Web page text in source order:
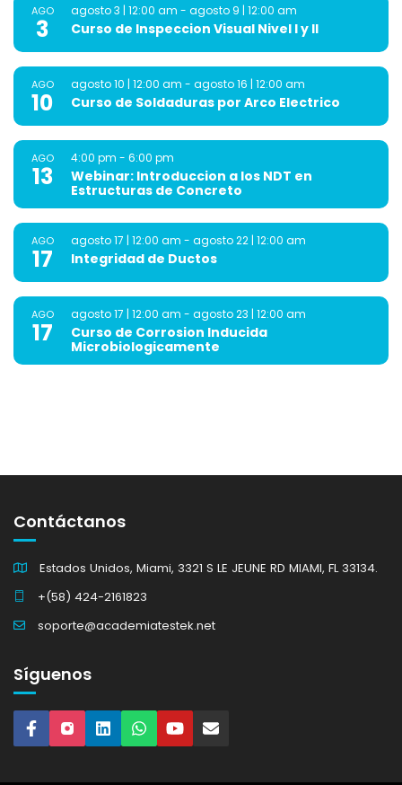
AGO
3
agosto 3 | 12:00 am - agosto 9 | 12:00 am
Curso de Inspeccion Visual Nivel I y II
AGO
10
agosto 10 | 12:00 am - agosto 16 | 12:00 am
Curso de Soldaduras por Arco Electrico
AGO
13
4:00 pm - 6:00 pm
Webinar: Introduccion a los NDT en
Estructuras de Concreto
AGO
17
agosto 17 | 12:00 am - agosto 22 | 12:00 am
Integridad de Ductos
AGO
17
agosto 17 | 12:00 am - agosto 23 | 12:00 am
Curso de Corrosion Inducida
Microbiologicamente
Contáctanos
Estados Unidos, Miami, 3321 S LE JEUNE RD MIAMI, FL 33134.
+(58) 424-2161823
soporte@academiatestek.net
Síguenos